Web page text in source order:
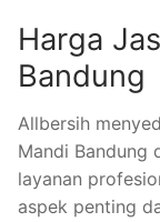
Harga
Bandung
Allbersih
Mandi Bandung
layanan
aspek penting